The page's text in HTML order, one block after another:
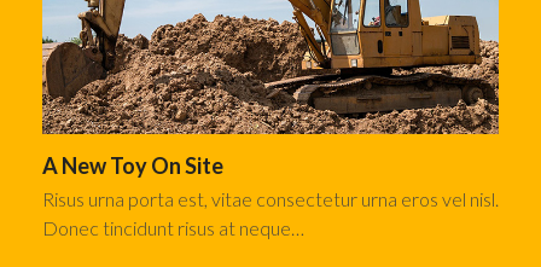
A New Toy On Site
Risus urna porta est, vitae consectetur urna eros vel nisl.
Donec tincidunt risus at neque…